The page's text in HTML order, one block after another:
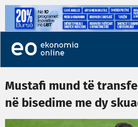
Mustafi mund të
në bisedime me dy